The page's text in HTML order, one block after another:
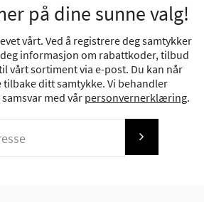
på dine sunne valg!
vårt. Ved å registrere deg samtykker
informasjon om rabattkoder, tilbud
vårt sortiment via e-post. Du kan når
ditt samtykke. Vi behandler
med vår personvernerklæring.